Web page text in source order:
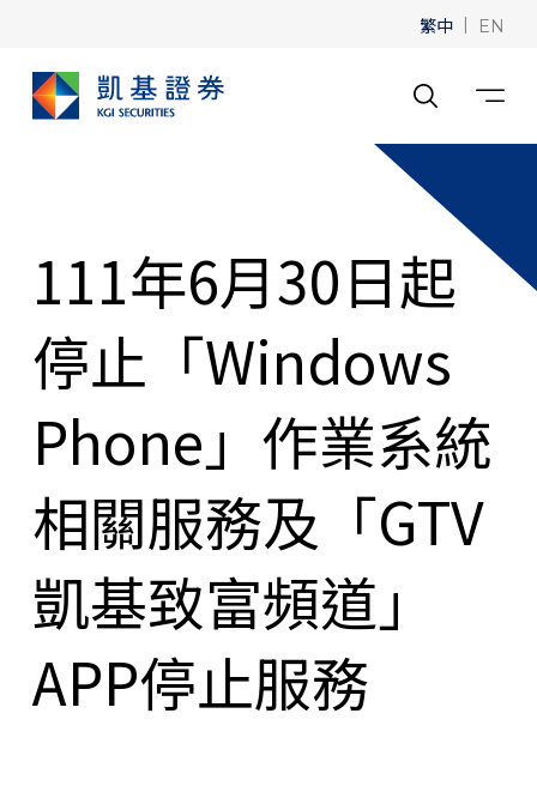
繁中 | EN
111年6月30日起
停止「Windows
Phone」作業系統
相關服務及「GTV
凱基致富頻道」
APP停止服務